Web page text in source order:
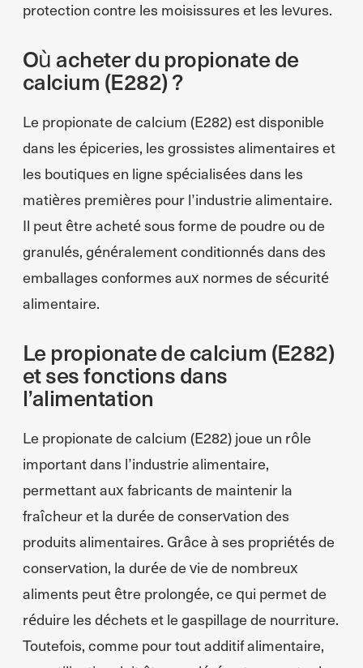
protection contre les moisissures et les levures.
Où acheter du propionate de
calcium (E282) ?
Le propionate de calcium (E282) est disponible
dans les épiceries, les grossistes alimentaires et
les boutiques en ligne spécialisées dans les
matières premières pour l’industrie alimentaire.
Il peut être acheté sous forme de poudre ou de
granulés, généralement conditionnés dans des
emballages conformes aux normes de sécurité
alimentaire.
Le propionate de calcium (E282)
et ses fonctions dans
l’alimentation
Le propionate de calcium (E282) joue un rôle
important dans l’industrie alimentaire,
permettant aux fabricants de maintenir la
fraîcheur et la durée de conservation des
produits alimentaires. Grâce à ses propriétés de
conservation, la durée de vie de nombreux
aliments peut être prolongée, ce qui permet de
réduire les déchets et le gaspillage de nourriture.
Toutefois, comme pour tout additif alimentaire,